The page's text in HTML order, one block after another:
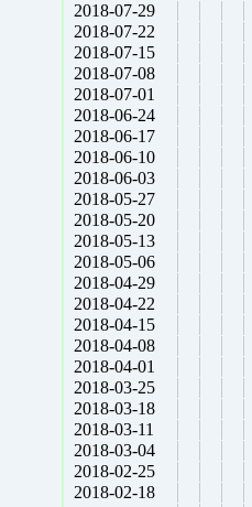
2018-07-29
2018-07-22
2018-07-15
2018-07-08
2018-07-01
2018-06-24
2018-06-17
2018-06-10
2018-06-03
2018-05-27
2018-05-20
2018-05-13
2018-05-06
2018-04-29
2018-04-22
2018-04-15
2018-04-08
2018-04-01
2018-03-25
2018-03-18
2018-03-11
2018-03-04
2018-02-25
2018-02-18